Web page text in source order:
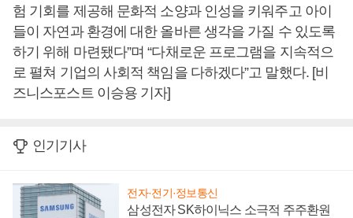
험 기회를 제공해 문화적 소양과 인성을 키워주고 아이
들이 자연과 환경에 대한 올바른 생각을 가질 수 있도록
하기 위해 마련됐다”며 “다채로운 프로그램을 지속적으
로 펼쳐 기업의 사회적 책임을 다하겠다”고 말했다. [비
즈니스포스트 이승용 기자]
인기기사
전자·전기·정보통신
삼성전자 SK하이닉스 소극적 주주환원